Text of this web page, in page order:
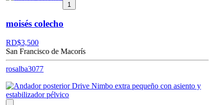
1
moisés colecho
RD$3,500
San Francisco de Macorís
rosalba3077